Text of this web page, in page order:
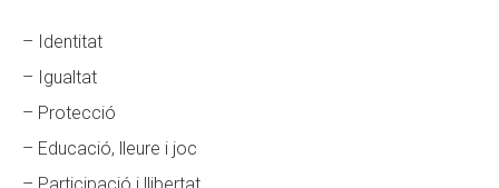
– Identitat
– Igualtat
– Protecció
– Educació, lleure i joc